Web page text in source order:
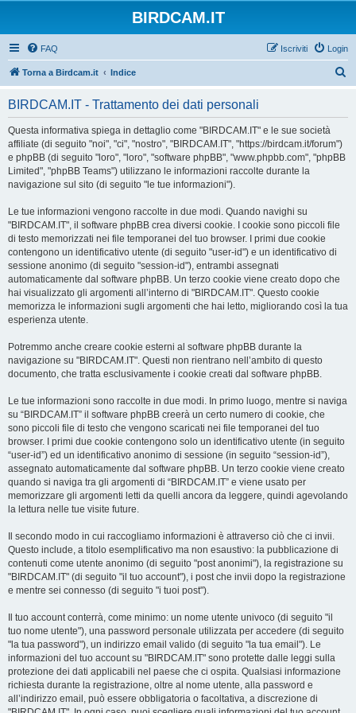
BIRDCAM.IT
FAQ Login
Iscriviti
Torna a Birdcam.it Indice
BIRDCAM.IT - Trattamento dei dati personali
Questa informativa spiega in dettaglio come "BIRDCAM.IT" e le sue società
affiliate (di seguito "noi", "ci", "nostro", "BIRDCAM.IT", "https://birdcam.it/forum")
e phpBB (di seguito "loro", "loro", "software phpBB", "www.phpbb.com", "phpBB
Limited", "phpBB Teams") utilizzano le informazioni raccolte durante la
navigazione sul sito (di seguito "le tue informazioni").
Le tue informazioni vengono raccolte in due modi. Quando navighi su
"BIRDCAM.IT", il software phpBB crea diversi cookie. I cookie sono piccoli file
di testo memorizzati nei file temporanei del tuo browser. I primi due cookie
contengono un identificativo utente (di seguito "user-id") e un identificativo di
sessione anonimo (di seguito "session-id"), entrambi assegnati
automaticamente dal software phpBB. Un terzo cookie viene creato dopo che
hai visualizzato gli argomenti all’interno di "BIRDCAM.IT". Questo cookie
memorizza le informazioni sugli argomenti che hai letto, migliorando così la tua
esperienza utente.
Potremmo anche creare cookie esterni al software phpBB durante la
navigazione su "BIRDCAM.IT". Questi non rientrano nell’ambito di questo
documento, che tratta esclusivamente i cookie creati dal software phpBB.
Le tue informazioni sono raccolte in due modi. In primo luogo, mentre si naviga
su “BIRDCAM.IT” il software phpBB creerà un certo numero di cookie, che
sono piccoli file di testo che vengono scaricati nei file temporanei del tuo
browser. I primi due cookie contengono solo un identificativo utente (in seguito
“user-id”) ed un identificativo anonimo di sessione (in seguito “session-id”),
assegnato automaticamente dal software phpBB. Un terzo cookie viene creato
quando si naviga tra gli argomenti di “BIRDCAM.IT” e viene usato per
memorizzare gli argomenti letti da quelli ancora da leggere, quindi agevolando
la lettura nelle tue visite future.
Il secondo modo in cui raccogliamo informazioni è attraverso ciò che ci invii.
Questo include, a titolo esemplificativo ma non esaustivo: la pubblicazione di
contenuti come utente anonimo (di seguito "post anonimi"), la registrazione su
"BIRDCAM.IT" (di seguito "il tuo account"), i post che invii dopo la registrazione
e mentre sei connesso (di seguito "i tuoi post").
Il tuo account conterrà, come minimo: un nome utente univoco (di seguito "il
tuo nome utente"), una password personale utilizzata per accedere (di seguito
"la tua password"), un indirizzo email valido (di seguito "la tua email"). Le
informazioni del tuo account su "BIRDCAM.IT" sono protette dalle leggi sulla
protezione dei dati applicabili nel paese che ci ospita. Qualsiasi informazione
richiesta durante la registrazione, oltre al nome utente, alla password e
all’indirizzo email, può essere obbligatoria o facoltativa, a discrezione di